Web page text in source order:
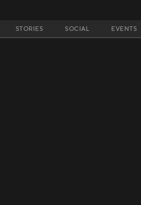
STORIES SOCIAL EVENTS